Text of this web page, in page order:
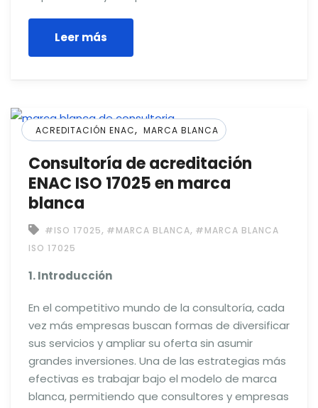
Leer más
ACREDITACIÓN ENAC, MARCA BLANCA
Consultoría de acreditación
ENAC ISO 17025 en marca
blanca
#ISO 17025, #MARCA BLANCA, #MARCA BLANCA
ISO 17025
1. Introducción
En el competitivo mundo de la consultoría, cada
vez más empresas buscan formas de diversificar
sus servicios y ampliar su oferta sin asumir
grandes inversiones. Una de las estrategias más
efectivas es trabajar bajo el modelo de marca
blanca, permitiendo que consultores y empresas